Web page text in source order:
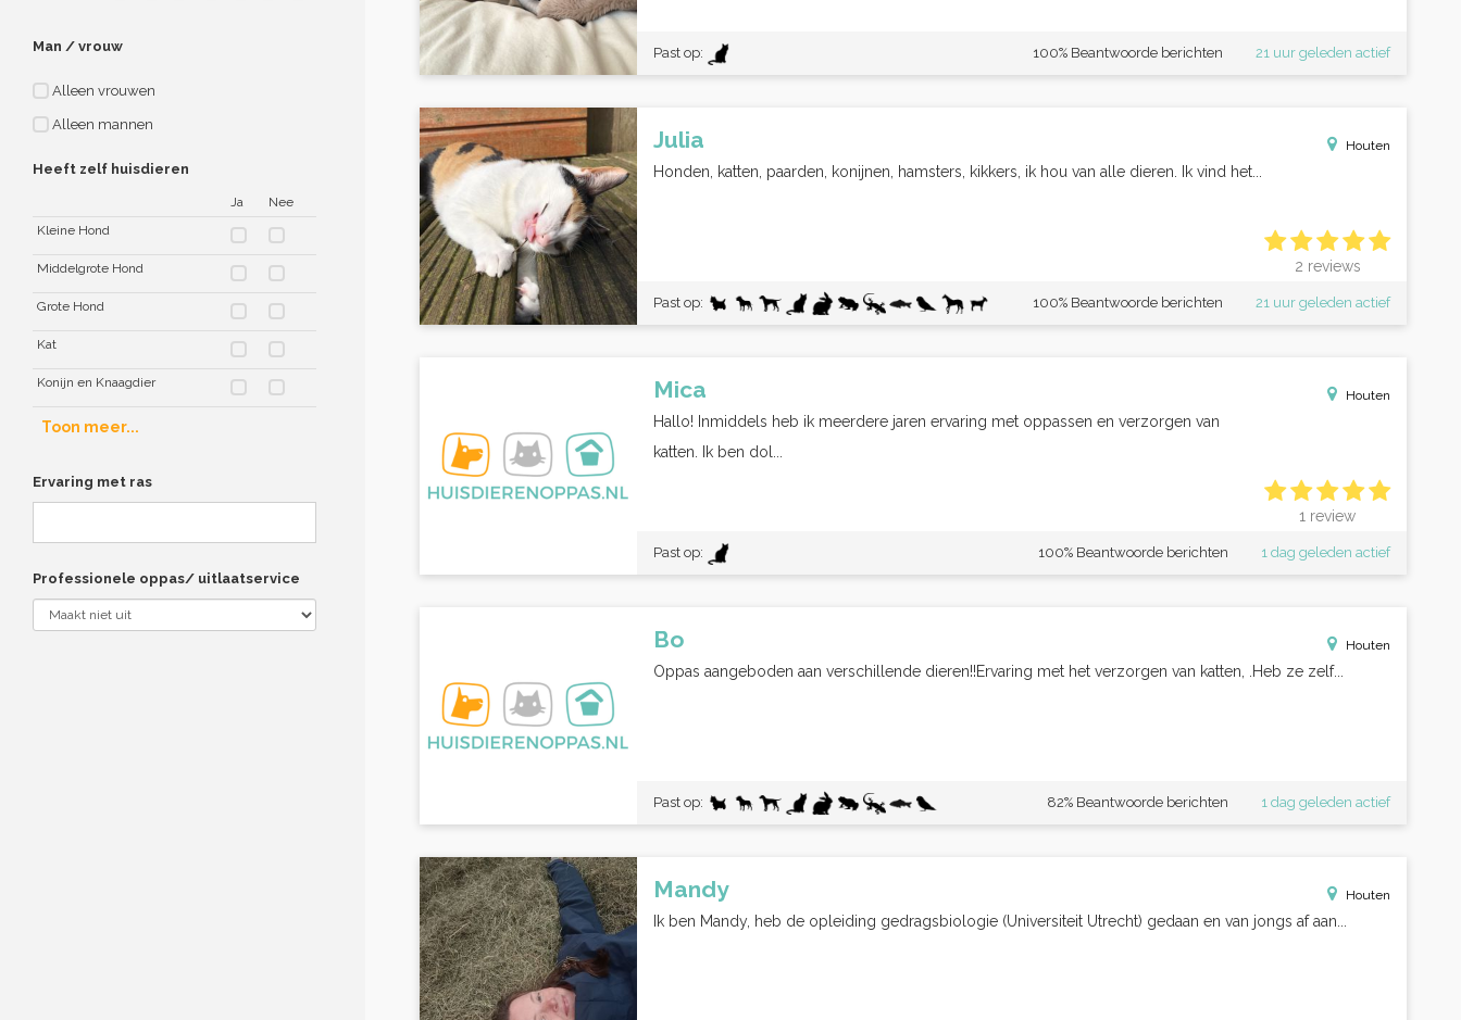
Man / vrouw
Alleen vrouwen
Alleen mannen
Heeft zelf huisdieren
Ja
Nee
Kleine Hond
Middelgrote Hond
Grote Hond
Kat
Konijn en Knaagdier
Toon meer...
Ervaring met ras
Professionele oppas/ uitlaatservice
Past op: 21 uur geleden actief
100% Beantwoorde berichten
Julia Houten
2 reviews
Honden, katten, paarden, konijnen, hamsters, kikkers, ik hou van alle dieren. Ik vind het...
Past op: 21 uur geleden actief
100% Beantwoorde berichten
Mica Houten
1 review
Hallo! Inmiddels heb ik meerdere jaren ervaring met oppassen en verzorgen van
katten. Ik ben dol...
Past op: 1 dag geleden actief
100% Beantwoorde berichten
Bo Houten
Oppas aangeboden aan verschillende dieren!!Ervaring met het verzorgen van katten, .Heb ze zelf...
Past op: 1 dag geleden actief
82% Beantwoorde berichten
Mandy Houten
Ik ben Mandy, heb de opleiding gedragsbiologie (Universiteit Utrecht) gedaan en van jongs af aan...